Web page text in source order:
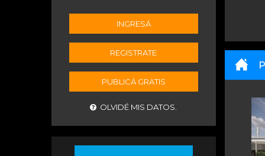
INGRESÁ
REGISTRATE
PUBLICÁ GRATIS
OLVIDÉ MIS DATOS.